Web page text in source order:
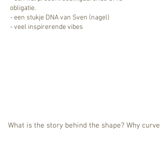
obligatie.
- een stukje DNA van Sven (nagel)
- veel inspirerende vibes
What is the story behind the shape? Why